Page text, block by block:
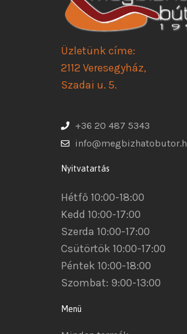
Üzletünk címe:
2112 Veresegyház,
Szadai u. 5.
+36 20 487 5343
Nyitvatartás
Hétfő 10:00-18:00
Kedd 10:00-17:00
Szerda 10:00-17:00
Csütörtök 10:00-17:00
Péntek 10:00-18:00
Szombat: 9:00-13:00
Menü